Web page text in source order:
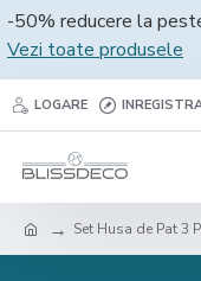
-50% reducere la
Vezi toate produsele
LOGARE
Set Husa de Pat 3